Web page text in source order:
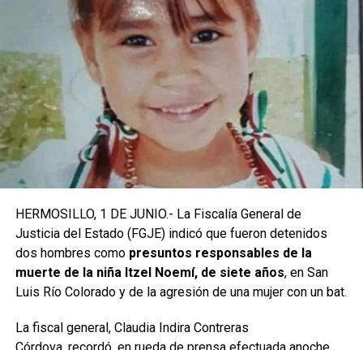
HERMOSILLO, 1 DE JUNIO.- La Fiscalía General de
Justicia del Estado (FGJE) indicó que fueron detenidos
dos hombres comopresuntos responsables de la
muerte de la niña Itzel Noemí, de siete años, en San
Luis Río Colorado y de la agresión de una mujer con un bat.
La fiscal general, Claudia Indira Contreras